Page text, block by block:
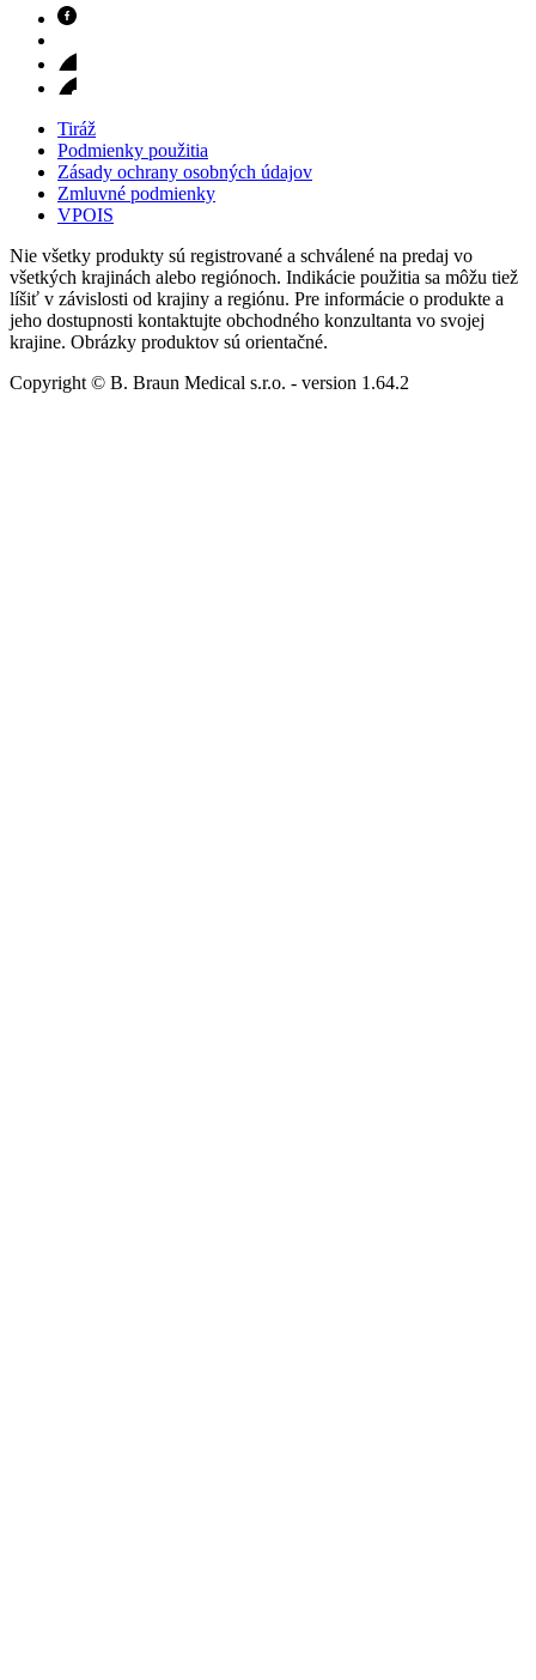
Tiráž
Podmienky použitia
Zásady ochrany osobných údajov
Zmluvné podmienky
VPOIS
Nie všetky produkty sú registrované a schválené na predaj vo
všetkých krajinách alebo regiónoch. Indikácie použitia sa môžu tiež
líšiť v závislosti od krajiny a regiónu. Pre informácie o produkte a
jeho dostupnosti kontaktujte obchodného konzultanta vo svojej
krajine. Obrázky produktov sú orientačné.
Copyright © B. Braun Medical s.r.o. - version 1.64.2